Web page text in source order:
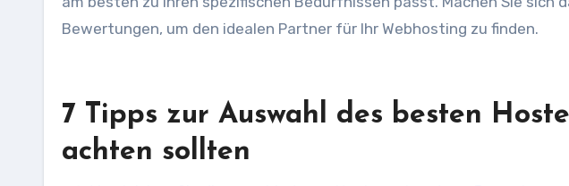
Bewertungen, um den idealen Partner für Ihr Webhosting zu finden.
7 Tipps zur Auswahl des besten
achten sollten